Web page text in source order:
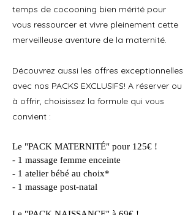
temps de cocooning bien mérité pour
vous ressourcer et vivre pleinement cette
merveilleuse aventure de la maternité.
Découvrez aussi les offres exceptionnelles
avec nos PACKS EXCLUSIFS! A réserver ou
à offrir, choisissez la formule qui vous
convient :
Le "PACK MATERNITÉ" pour 125€ !
- 1 massage femme enceinte
- 1 atelier bébé au choix*
- 1 massage post-natal